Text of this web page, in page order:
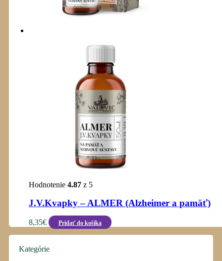
Hodnotenie 4.87 z 5
J.V.Kvapky – ALMER (Alzheimer a pamäť)
8,35€ Pridať do košíka
Kategórie